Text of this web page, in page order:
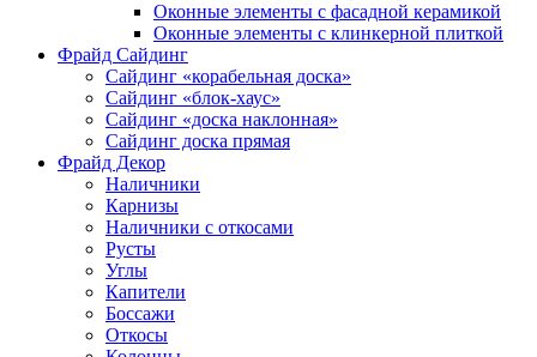
Оконные элементы с фасадной керамикой
Оконные элементы с клинкерной плиткой
Фрайд Сайдинг
Сайдинг «корабельная доска»
Сайдинг «блок-хаус»
Сайдинг «доска наклонная»
Сайдинг доска прямая
Фрайд Декор
Наличники
Карнизы
Наличники с откосами
Русты
Углы
Капители
Боссажи
Откосы